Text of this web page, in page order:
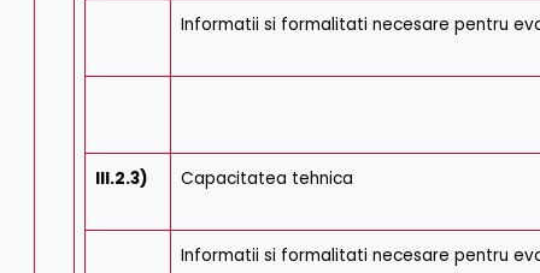
Informatii si formalitati necesare pentru
III.2.3) Capacitatea tehnica
Informatii si formalitati necesare pentru